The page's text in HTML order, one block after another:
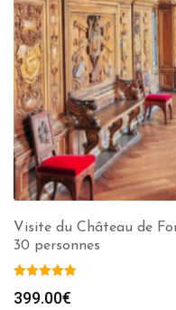
Visite du Château de
30 personnes
399.00€